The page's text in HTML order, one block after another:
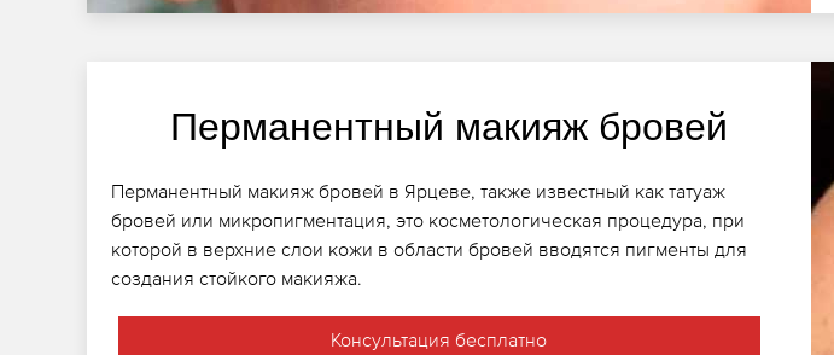
Перманентный макияж бровей
Перманентный макияж бровей в Ярцеве, также известный как татуаж
бровей или микропигментация, это косметологическая процедура, при
которой в верхние слои кожи в области бровей вводятся пигменты для
создания стойкого макияжа.
Консультация бесплатно